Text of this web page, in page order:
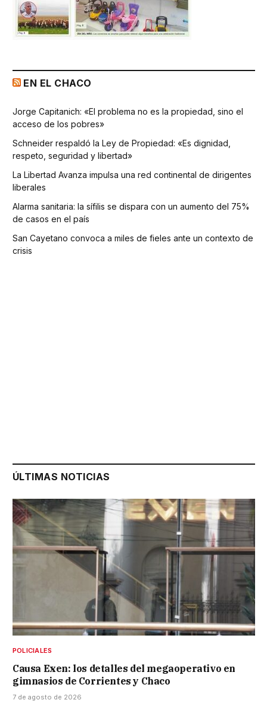
EN EL CHACO
Jorge Capitanich: «El problema no es la propiedad, sino el
acceso de los pobres»
Schneider respaldó la Ley de Propiedad: «Es dignidad,
respeto, seguridad y libertad»
La Libertad Avanza impulsa una red continental de dirigentes
liberales
Alarma sanitaria: la sífilis se dispara con un aumento del 75%
de casos en el país
San Cayetano convoca a miles de fieles ante un contexto de
crisis
ÚLTIMAS NOTICIAS
POLICIALES
Causa Exen: los detalles del megaoperativo en
gimnasios de Corrientes y Chaco
7 de agosto de 2026